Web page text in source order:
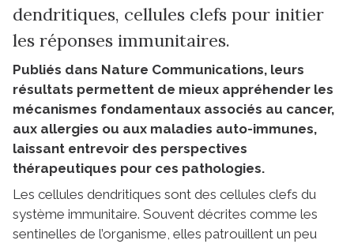
dendritiques, cellules clefs pour initier
les réponses immunitaires.
Publiés dans Nature Communications, leurs
résultats permettent de mieux appréhender les
mécanismes fondamentaux associés au cancer,
aux allergies ou aux maladies auto-immunes,
laissant entrevoir des perspectives
thérapeutiques pour ces pathologies.
Les cellules dendritiques sont des cellules clefs du
système immunitaire. Souvent décrites comme les
sentinelles de l’organisme, elles patrouillent un peu